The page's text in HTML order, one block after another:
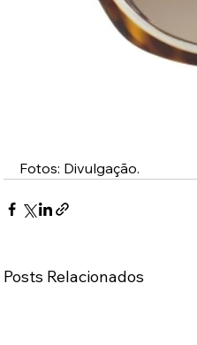
Fotos: Divulgação.
Posts Relacionados